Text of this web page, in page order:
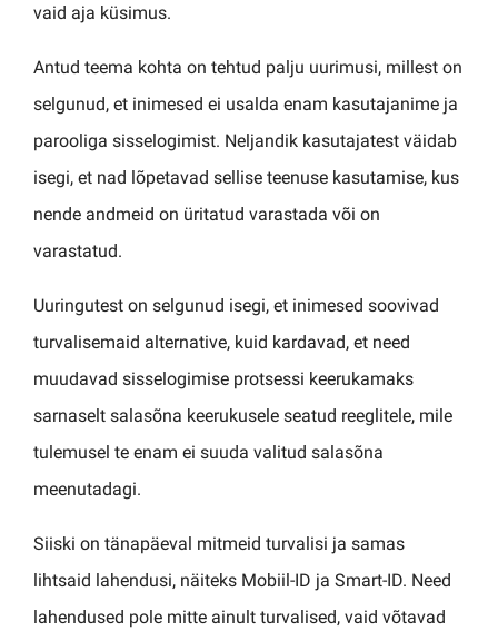
vaid aja küsimus.
Antud teema kohta on tehtud palju uurimusi, millest on
selgunud, et inimesed ei usalda enam kasutajanime ja
parooliga sisselogimist. Neljandik kasutajatest väidab
isegi, et nad lõpetavad sellise teenuse kasutamise, kus
nende andmeid on üritatud varastada või on
varastatud.
Uuringutest on selgunud isegi, et inimesed soovivad
turvalisemaid alternative, kuid kardavad, et need
muudavad sisselogimise protsessi keerukamaks
sarnaselt salasõna keerukusele seatud reeglitele, mile
tulemusel te enam ei suuda valitud salasõna
meenutadagi.
Siiski on tänapäeval mitmeid turvalisi ja samas
lihtsaid lahendusi, näiteks Mobiil-ID ja Smart-ID. Need
lahendused pole mitte ainult turvalised, vaid võtavad